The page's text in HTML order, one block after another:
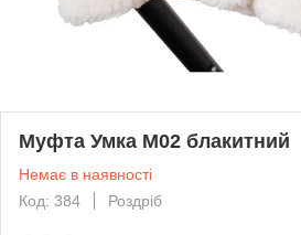
Муфта Умка M02 блакитний
Немає в наявності
Код: 384
Роздріб